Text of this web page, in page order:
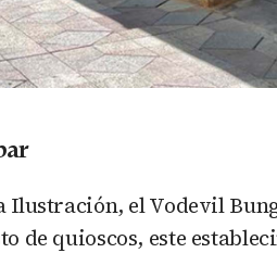
Ilustración, el Vodevil
de quioscos, este